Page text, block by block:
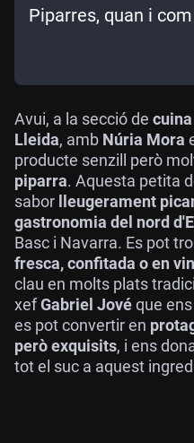
Piparres, quan i
Avui, a la secció de
Lleida, amb Núria Mora
producte senzill però
piparra. Aquesta petita
sabor
lleugerament
gastronomia del nord
Basc i Navarra. Es pot
fresca, confitada o en
clau en molts plats
xefGabriel Jovéque
es pot convertir en
però exquisits, i ens
tot el suc a aquest